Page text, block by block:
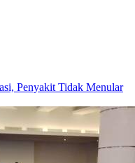
Penyakit Tidak Menular